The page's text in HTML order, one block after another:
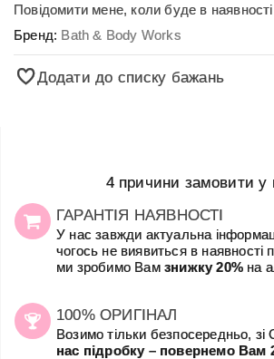
Повідомити мене, коли буде в наявності
Бренд: Bath & Body Works
Додати до списку бажань
4 причини замовити у
ГАРАНТІЯ НАЯВНОСТІ
У нас завжди актуальна
чогось не виявиться в наявності
ми зробимо Вам знижку 20% на
100% ОРИГІНАЛ
Возимо тільки безпосередньо,
нас підробку – повернемо Вам